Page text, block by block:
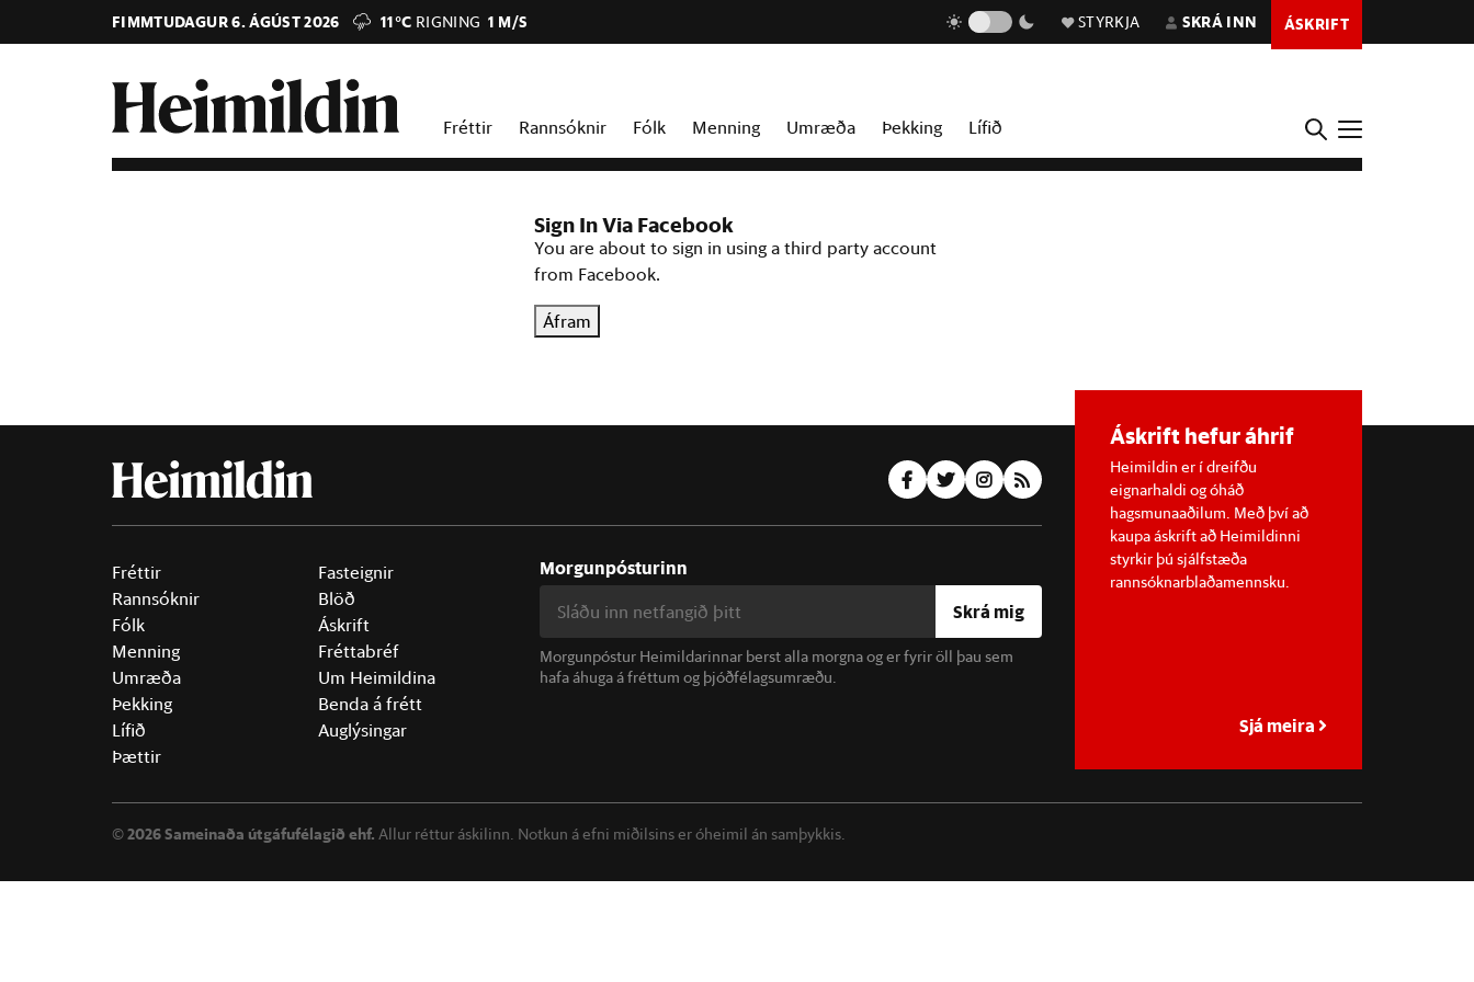
FIMMTUDAGUR 6. ÁGÚST 2026 11°C RIGNING 1 M/S STYRKJA SKRÁ INN ÁSKRIFT
Fréttir Rannsóknir Fólk Menning Umræða Þekking Lífið
Sign In Via Facebook
You are about to sign in using a third party account
from Facebook.
Áfram
Fréttir
Rannsóknir
Fólk
Menning
Umræða
Þekking
Lífið
Þættir
Fasteignir
Blöð
Áskrift
Fréttabréf
Um Heimildina
Benda á frétt
Auglýsingar
Morgunpósturinn
Skrá mig
Morgunpóstur Heimildarinnar berst alla morgna og er fyrir öll þau sem
hafa áhuga á fréttum og þjóðfélagsumræðu.
Áskrift hefur áhrif
Heimildin er í dreifðu
eignarhaldi og óháð
hagsmunaaðilum. Með því að
kaupa áskrift að Heimildinni
styrkir þú sjálfstæða
rannsóknarblaðamennsku.
Sjá meira
©2026 Sameinaða útgáfufélagið ehf. Allur réttur áskilinn. Notkun á efni miðilsins er óheimil án samþykkis.